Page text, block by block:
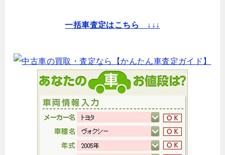
一括車査定はこちら ↓↓↓